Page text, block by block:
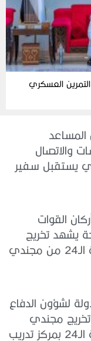
العسكري
المساعد
والاتصال
يستقبل سفير
القوات
يشهد تخريج
الدفعة الـ24 من مجندي
لشؤون الدفاع
مجندي
الدفعة الـ24 بمركز تدريب